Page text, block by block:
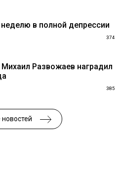
в полной депрессии
374
Развожаев наградил
385